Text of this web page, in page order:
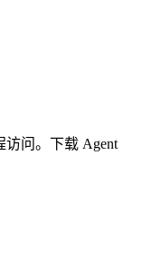
问。下载 Agent